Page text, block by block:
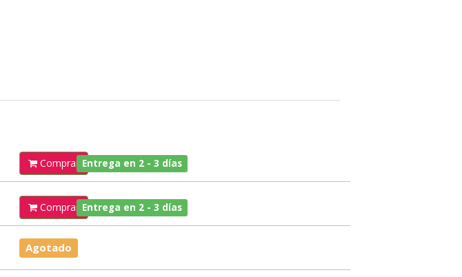
Comprar Entrega en 2 - 3 días
Comprar Entrega en 2 - 3 días
Agotado